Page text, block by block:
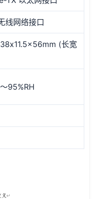
线网络接口
(长宽
95%RH